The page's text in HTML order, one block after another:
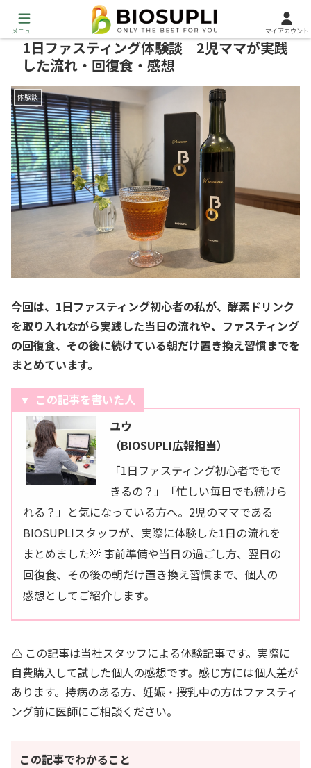
1日ファスティング体験談｜2児ママが実践
した流れ・回復食・感想
体験談
今回は、1日ファスティング初心者の私が、酵素ドリンク
を取り入れながら実践した当日の流れや、ファスティング
の回復食、その後に続けている朝だけ置き換え習慣までを
まとめています。
この記事を書いた人
ユウ
（BIOSUPLI広報担当）
「1日ファスティング初心者でもで
きるの？」「忙しい毎日でも続けら
れる？」と気になっている方へ。2児のママである
BIOSUPLIスタッフが、実際に体験した1日の流れを
まとめました💡 事前準備や当日の過ごし方、翌日の
回復食、その後の朝だけ置き換え習慣まで、個人の
感想としてご紹介します。
⚠️ この記事は当社スタッフによる体験記事です。実際に
自費購入して試した個人の感想です。感じ方には個人差が
あります。持病のある方、妊娠・授乳中の方はファスティ
ング前に医師にご相談ください。
この記事でわかること
メニュー マイアカウント